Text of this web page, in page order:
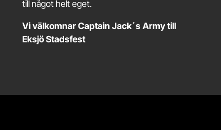
till något helt eget.
Vi välkomnar Captain Jack´s Army till
Eksjö Stadsfest